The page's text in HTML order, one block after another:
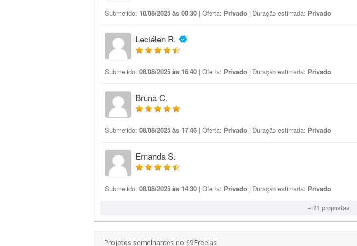
Submetido: 10/08/2025 às 00:30 | Oferta: Privado | Duração estimada: Privado
Leciélen R.
Submetido: 08/08/2025 às 16:40 | Oferta: Privado | Duração estimada: Privado
Bruna C.
Submetido: 08/08/2025 às 17:46 | Oferta: Privado | Duração estimada: Privado
Ernanda S.
Submetido: 08/08/2025 às 14:30 | Oferta: Privado | Duração estimada: Privado
+ 21 propostas
Projetos semelhantes no 99Freelas